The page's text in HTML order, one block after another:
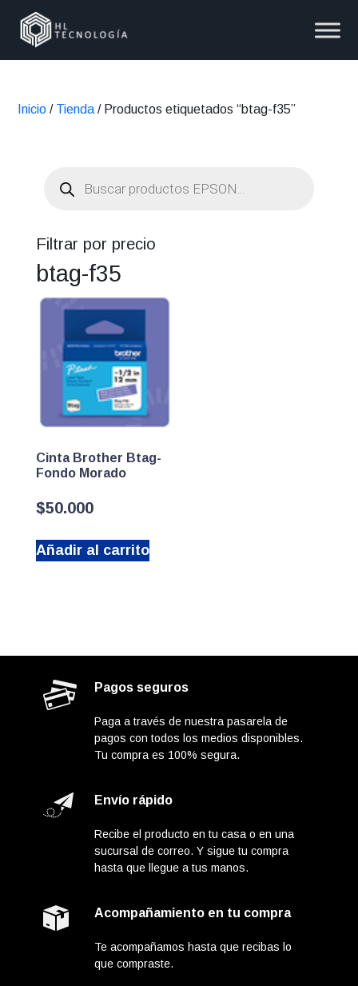
Inicio / Tienda / Productos etiquetados “btag-f35”
productos
Filtrar por precio
btag-f35
Cinta Brother Btag-
Fondo Morado
$50.000
Añadir al carrito
Pagos seguros
Paga a través de nuestra pasarela de
pagos con todos los medios disponibles.
Tu compra es 100% segura.
Envío rápido
Recibe el producto en tu casa o en una
sucursal de correo. Y sigue tu compra
hasta que llegue a tus manos.
Acompañamiento en tu compra
Te acompañamos hasta que recibas lo
que compraste.